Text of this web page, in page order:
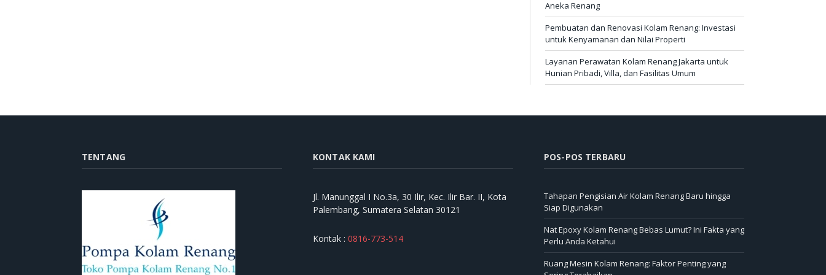
Aneka Renang
Pembuatan dan Renovasi Kolam Renang: Investasi
untuk Kenyamanan dan Nilai Properti
Layanan Perawatan Kolam Renang Jakarta untuk
Hunian Pribadi, Villa, dan Fasilitas Umum
TENTANG KONTAK KAMI
Jl. Manunggal I No.3a, 30 Ilir, Kec. Ilir Bar. II, Kota
Palembang, Sumatera Selatan 30121
Kontak : 0816-773-514
POS-POS TERBARU
Tahapan Pengisian Air Kolam Renang Baru hingga
Siap Digunakan
Nat Epoxy Kolam Renang Bebas Lumut? Ini Fakta yang
Perlu Anda Ketahui
Ruang Mesin Kolam Renang: Faktor Penting yang